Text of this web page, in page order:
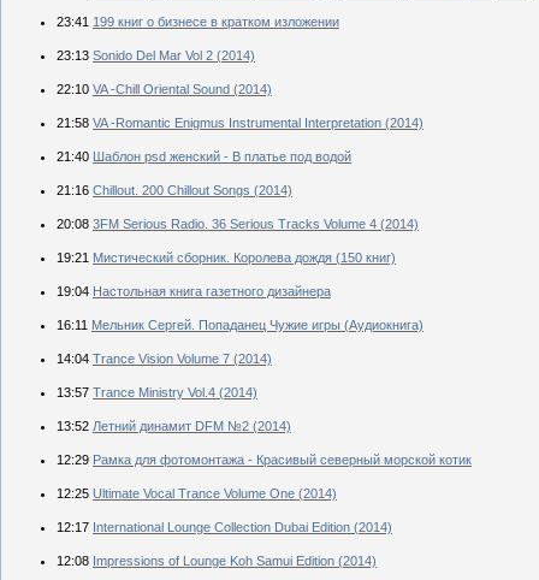
23:41 199 книг о бизнесе в кратком изложении
23:13 Sonido Del Mar Vol 2 (2014)
22:10 VA -Chill Oriental Sound (2014)
21:58 VA -Romantic Enigmus Instrumental Interpretation (2014)
21:40 Шаблон psd женский - В платье под водой
21:16 Chillout. 200 Chillout Songs (2014)
20:08 3FM Serious Radio. 36 Serious Tracks Volume 4 (2014)
19:21 Мистический сборник. Королева дождя (150 книг)
19:04 Настольная книга газетного дизайнера
16:11 Мельник Сергей. Попаданец Чужие игры (Аудиокнига)
14:04 Trance Vision Volume 7 (2014)
13:57 Trance Ministry Vol.4 (2014)
13:52 Летний динамит DFM №2 (2014)
12:29 Рамка для фотомонтажа - Красивый северный морской котик
12:25 Ultimate Vocal Trance Volume One (2014)
12:17 International Lounge Collection Dubai Edition (2014)
12:08 Impressions of Lounge Koh Samui Edition (2014)